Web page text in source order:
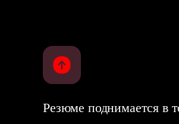
Резюме поднимается в